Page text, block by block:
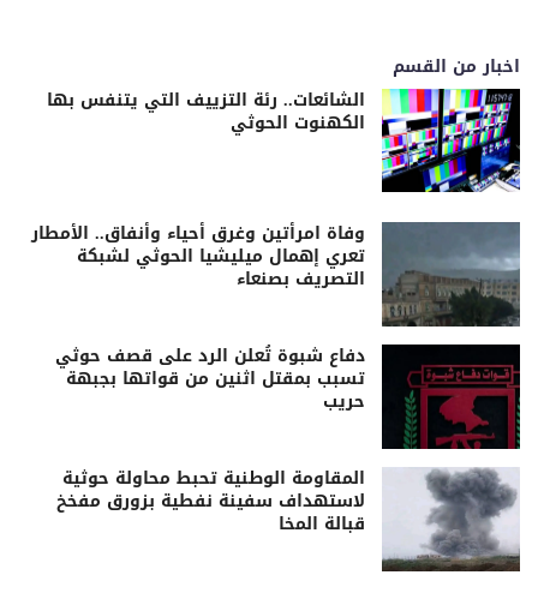
اخبار من القسم
الشائعات.. رئة التزييف التي يتنفس بها
الكهنوت الحوثي
وفاة امرأتين وغرق أحياء وأنفاق.. الأمطار
تعري إهمال ميليشيا الحوثي لشبكة
التصريف بصنعاء
دفاع شبوة تُعلن الرد على قصف حوثي
تسبب بمقتل اثنين من قواتها بجبهة
حريب
المقاومة الوطنية تحبط محاولة حوثية
لاستهداف سفينة نفطية بزورق مفخخ
قبالة المخا